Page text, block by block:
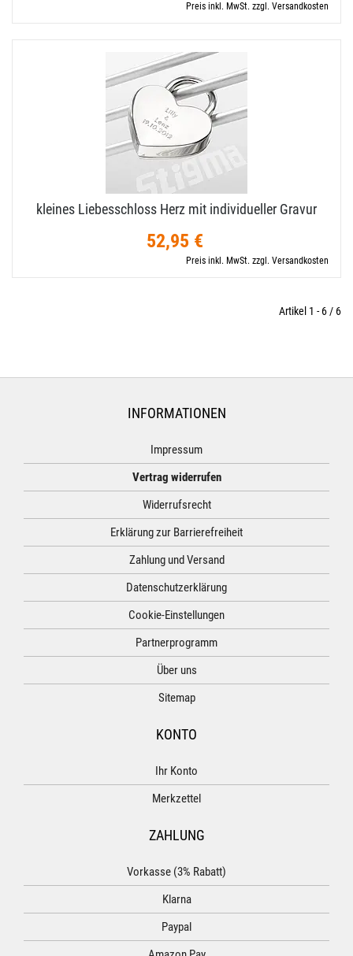
Preis inkl. MwSt. zzgl. Versandkosten
kleines Liebesschloss Herz mit individueller Gravur
52,95 €
Preis inkl. MwSt. zzgl. Versandkosten
Artikel 1 - 6 / 6
INFORMATIONEN
Impressum
Vertrag widerrufen
Widerrufsrecht
Erklärung zur Barrierefreiheit
Zahlung und Versand
Datenschutzerklärung
Cookie-Einstellungen
Partnerprogramm
Über uns
Sitemap
KONTO
Ihr Konto
Merkzettel
ZAHLUNG
Vorkasse (3% Rabatt)
Klarna
Paypal